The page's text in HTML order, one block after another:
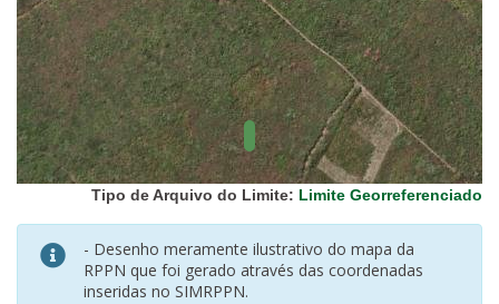
Vegetação
(IBGE)
Rodovias
(IBGE)
Relevo
(IBGE)
Tipo de Arquivo do Limite: Limite Georreferenciado
- Desenho meramente ilustrativo do mapa da
RPPN que foi gerado através das coordenadas
inseridas no SIMRPPN.